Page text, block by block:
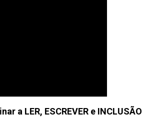
a LER, ESCREVER e INCLUSÃO